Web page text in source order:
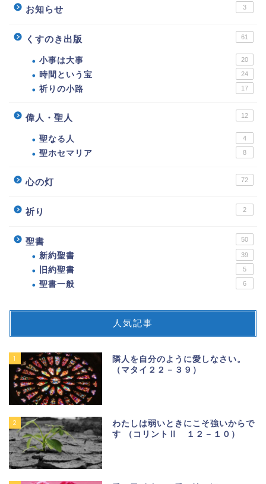
お知らせ 3
くすのき出版 61
小事は大事 20
時間という宝 24
祈りの小路 17
偉人・聖人 12
聖なる人 4
聖ホセマリア 8
心の灯 72
祈り 2
聖書 50
新約聖書 39
旧約聖書 5
聖書一般 6
人気記事
1
隣人を自分のように愛しなさい。
（マタイ２２－３９）
2
わたしは弱いときにこそ強いからで
す （コリントⅡ １２－１０）